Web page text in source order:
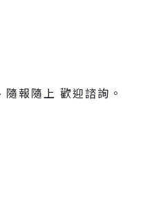
報隨上 歡迎諮詢。